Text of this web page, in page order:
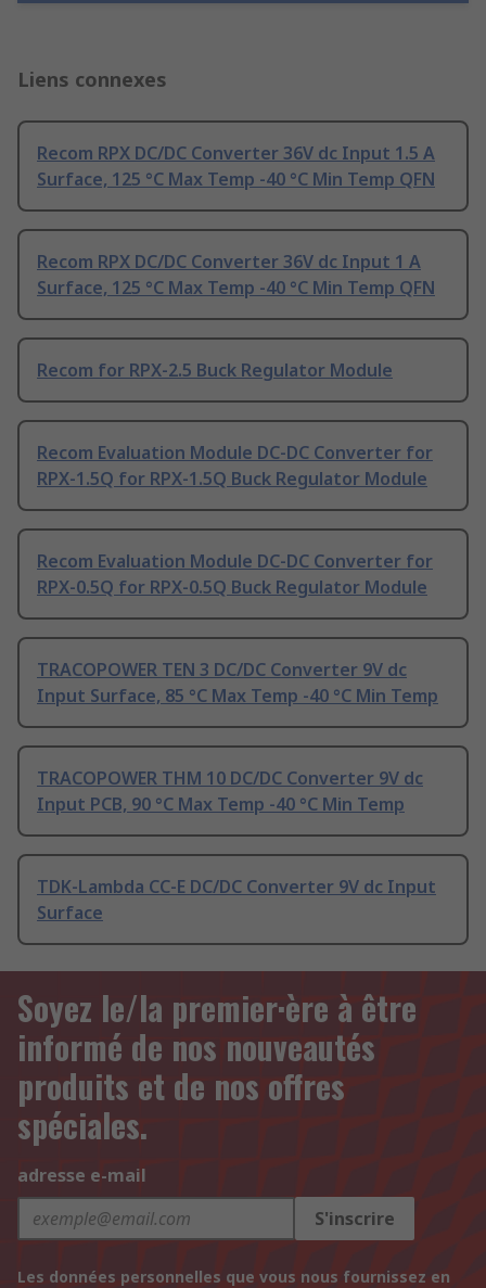
Liens connexes
Recom RPX DC/DC Converter 36V dc Input 1.5 A
Surface, 125 °C Max Temp -40 °C Min Temp QFN
Recom RPX DC/DC Converter 36V dc Input 1 A
Surface, 125 °C Max Temp -40 °C Min Temp QFN
Recom for RPX-2.5 Buck Regulator Module
Recom Evaluation Module DC-DC Converter for
RPX-1.5Q for RPX-1.5Q Buck Regulator Module
Recom Evaluation Module DC-DC Converter for
RPX-0.5Q for RPX-0.5Q Buck Regulator Module
TRACOPOWER TEN 3 DC/DC Converter 9V dc
Input Surface, 85 °C Max Temp -40 °C Min Temp
TRACOPOWER THM 10 DC/DC Converter 9V dc
Input PCB, 90 °C Max Temp -40 °C Min Temp
TDK-Lambda CC-E DC/DC Converter 9V dc Input
Surface
Soyez le/la premier·ère à être
informé de nos nouveautés
produits et de nos offres
spéciales.
adresse e-mail
S'inscrire
Les données personnelles que vous nous fournissez en